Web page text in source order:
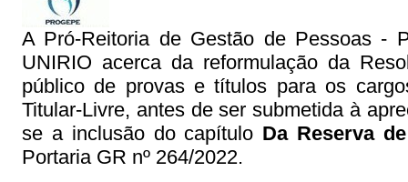
A Pró-Reitoria de Gestão de Pessoas -
UNIRIO acerca da reformulação da
público de provas e títulos para os
Titular-Livre, antes de ser submetida à
se a inclusão do capítulo Da Reserva
Portaria GR nº 264/2022.